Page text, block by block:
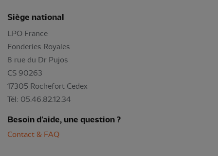
Siège national
LPO France
Fonderies Royales
8 rue du Dr Pujos
CS 90263
17305 Rochefort Cedex
Tél: 05.46.82.12.34
Besoin d'aide, une question ?
Contact & FAQ